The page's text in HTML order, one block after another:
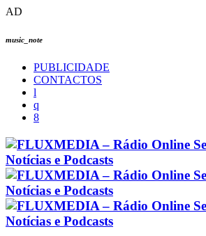
AD
music_note
PUBLICIDADE
CONTACTOS